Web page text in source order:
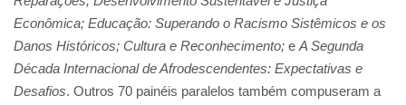
Econômica; Educação: Superando o Racismo Sistêmicos e os
Danos Históricos; Cultura e Reconhecimento; e A Segunda
Década Internacional de Afrodescendentes: Expectativas e
Desafios. Outros 70 painéis paralelos também compuseram a